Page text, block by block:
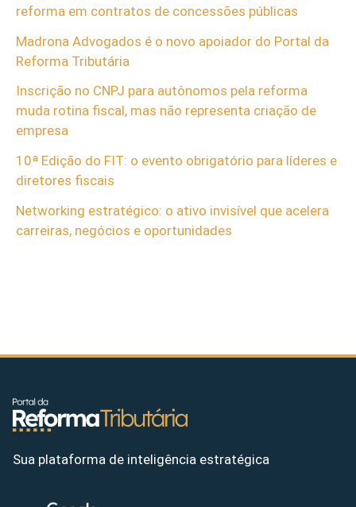
reforma em contratos de concessões públicas
Madrona Advogados é o novo apoiador do Portal da
Reforma Tributária
Inscrição no CNPJ para autônomos pela reforma
muda rotina fiscal, mas não representa criação de
empresa
10ª Edição do FIT: o evento obrigatório para líderes e
diretores fiscais
Networking estratégico: o ativo invisível que acelera
carreiras, negócios e oportunidades
Sua plataforma de inteligência estratégica